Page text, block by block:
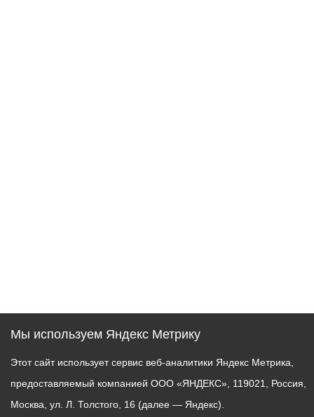
Мы используем Яндекс Метрику
Этот сайт использует сервис веб-аналитики Яндекс Метрика,
предоставляемый компанией ООО «ЯНДЕКС», 119021, Россия,
Москва, ул. Л. Толстого, 16 (далее — Яндекс).